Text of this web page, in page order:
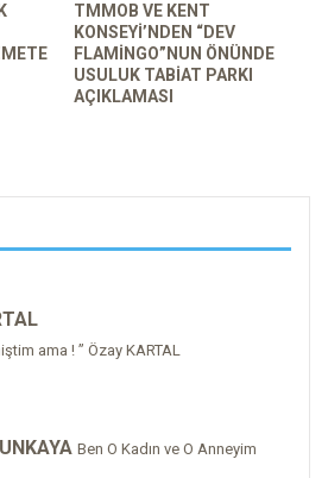
TMMOB VE KENT
KONSEYI’NDEN “DEV
FLAMINGO”NUN ÖNÜNDE
USULUK TABIAT PARKI
AÇIKLAMASI
ama ! ” Özay KARTAL
Ben O Kadın ve O Anneyim